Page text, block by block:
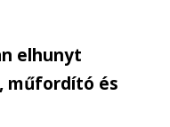
elhunyt
műfordító és